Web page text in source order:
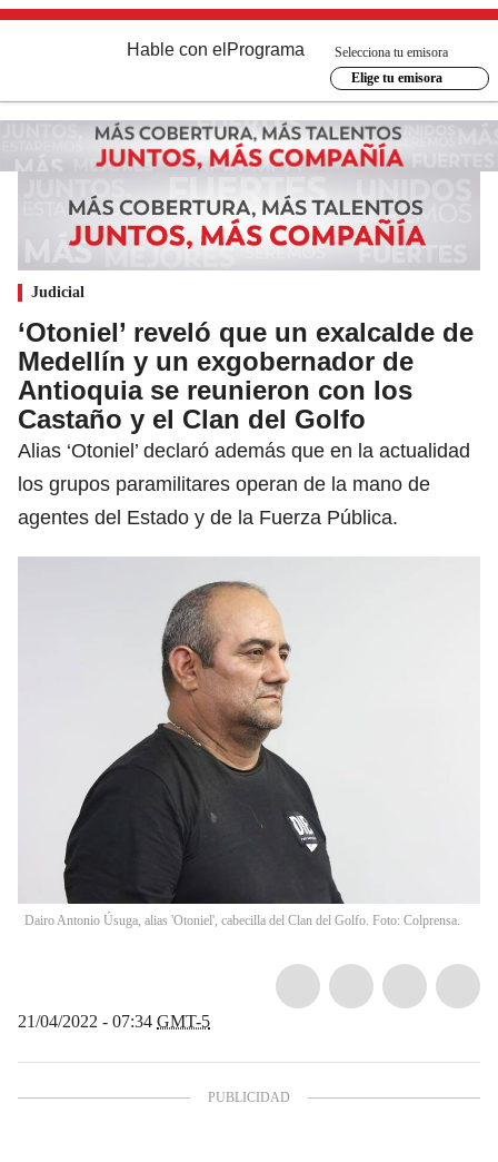
Hable con el Programa
Selecciona tu emisora
Elige tu emisora
Judicial
‘Otoniel’ reveló que un exalcalde de
Medellín y un exgobernador de
Antioquia se reunieron con los
Castaño y el Clan del Golfo
Alias ‘Otoniel’ declaró además que en la actualidad
los grupos paramilitares operan de la mano de
agentes del Estado y de la Fuerza Pública.
Dairo Antonio Úsuga, alias 'Otoniel', cabecilla del Clan del Golfo. Foto: Colprensa.
21/04/2022 - 07:34 GMT-5